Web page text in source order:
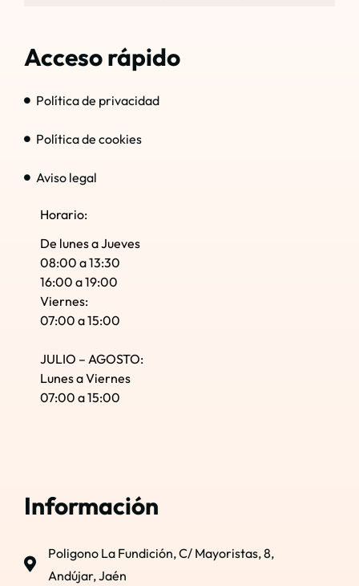
Acceso rápido
Política de privacidad
Política de cookies
Aviso legal
Horario:
De lunes a Jueves
08:00 a 13:30
16:00 a 19:00
Viernes:
07:00 a 15:00
JULIO – AGOSTO:
Lunes a Viernes
07:00 a 15:00
Información
Poligono La Fundición, C/ Mayoristas, 8,
Andújar, Jaén